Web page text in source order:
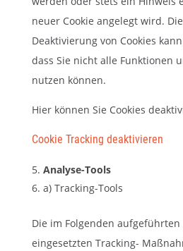
neuer Cookie angelegt wird.
Deaktivierung von Cookies
dass Sie nicht alle Funktionen
nutzen können.
Hier können Sie Cookies
Cookie Tracking deaktivieren
Analyse-Tools
a) Tracking-Tools
Die im Folgenden
eingesetzten Tracking-